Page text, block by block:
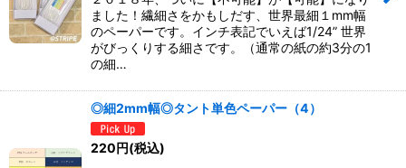
ました！繊細さをかもしだす、世界最細１mm幅
のペーパーです。インチ表記でいえば1/24” 世界
がびっくりする細さです。（通常の紙の約3分の1
の細…
◎細2mm幅◎タント単色ペーパー（4）
220円(税込)